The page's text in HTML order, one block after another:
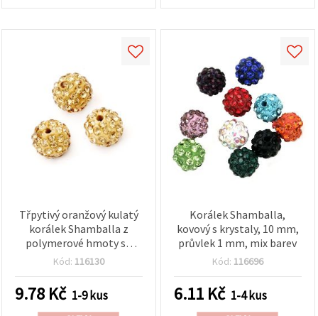
Třpytivý oranžový kulatý
korálek Shamballa z
polymerové hmoty se
štrasovými krystaly, 10
ideální na šperky,
bižuterii, doplňky a DIY
Kód: 116130
9.78 Kč 1-9 kus
Korálek Shamballa,
kovový s krystaly, 10 mm,
průvlek 1 mm, mix barev
Kód: 116696
6.11 Kč 1-4 kus